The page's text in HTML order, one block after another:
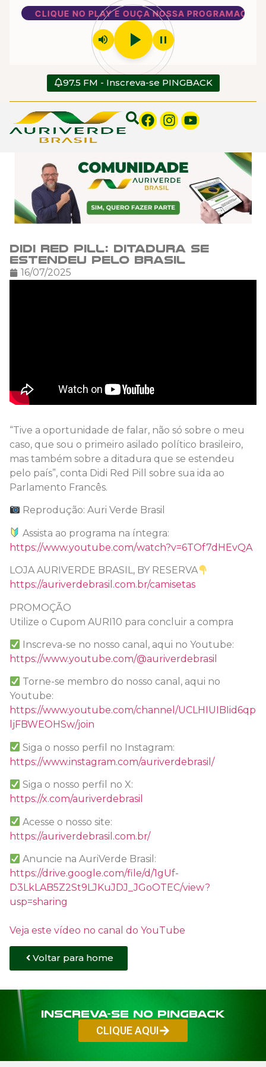
CLIQUE NO PLAY E OUÇA NOSSA PROGRAMAÇÃO
volume_up play_arrow pause
97.5 FM - Inscreva-se PINGBACK
Didi Red Pill: Ditadura se
estendeu pelo Brasil
16/07/2025
“Tive a oportunidade de falar, não só sobre o meu
caso, que sou o primeiro asilado político brasileiro,
mas também sobre a ditadura que se estendeu
pelo país”, conta Didi Red Pill sobre sua ida ao
Parlamento Francês.
Reprodução: Auri Verde Brasil
Assista ao programa na íntegra:
https://www.youtube.com/watch?v=6TOf7dHEvQA
LOJA AURIVERDE BRASIL, BY RESERVA
https://auriverdebrasil.com.br/camisetas
PROMOÇÃO
Utilize o Cupom AURI10 para concluir a compra
Inscreva-se no nosso canal, aqui no Youtube:
https://www.youtube.com/@auriverdebrasil
Torne-se membro do nosso canal, aqui no
Youtube:
https://www.youtube.com/channel/UCLHIUIBIid6qp
ljFBWEOHSw/join
Siga o nosso perfil no Instagram:
https://www.instagram.com/auriverdebrasil/
Siga o nosso perfil no X:
https://x.com/auriverdebrasil
Acesse o nosso site:
https://auriverdebrasil.com.br/
Anuncie na AuriVerde Brasil:
https://drive.google.com/file/d/1gUf-
D3LkLAB5Z2St9LJKuJDJ_JGoOTEC/view?
usp=sharing
Veja este vídeo no canal do YouTube
Voltar para home
Inscreva-se no PINGBACK
CLIQUE AQUI